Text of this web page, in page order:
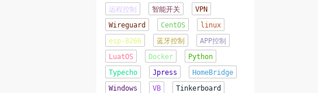
2020年06月08日 11:15:23
这才是夏天该有的样子！
2020年06月07日 16:22:44
辛苦了几天...终于成功将网
远程控制 智能开关
VPN
Wireguard
CentOS
linux
esp-8266
蓝牙控制
APP控制
LuatOS
Docker
Python
Typecho
Jpress
HomeBridge
Windows
VB
Tinkerboard